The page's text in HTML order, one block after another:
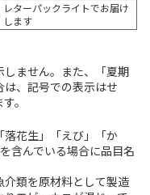
レターパックライトでお届け
します
ません。また、「夏期
、記号での表示はせ
。
花生」「えび」「か
含んでいる場合に品目名
類を原材料として製造